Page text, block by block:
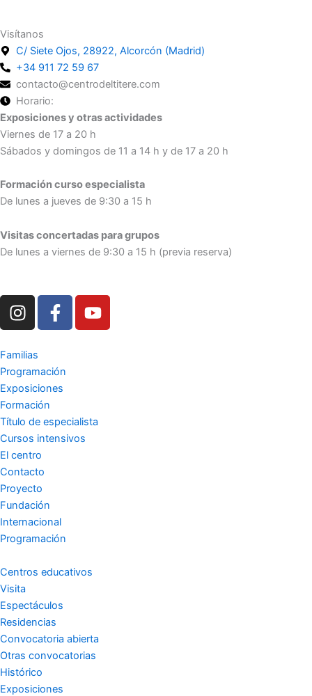
Visítanos
C/ Siete Ojos, 28922, Alcorcón (Madrid)
+34 911 72 59 67
contacto@centrodeltitere.com
Horario:
Exposiciones y otras actividades
Viernes de 17 a 20 h
Sábados y domingos de 11 a 14 h y de 17 a 20 h
Formación curso especialista
De lunes a jueves de 9:30 a 15 h
Visitas concertadas para grupos
De lunes a viernes de 9:30 a 15 h (previa reserva)
I
n
t
a
g
r
a
m
F
a
b
o
k
-
Y
o
Familias
Programación
Exposiciones
Formación
Título de especialista
Cursos intensivos
El centro
Contacto
Proyecto
Fundación
Internacional
Programación
Centros educativos
Visita
Espectáculos
Residencias
Convocatoria abierta
Otras convocatorias
Histórico
Exposiciones